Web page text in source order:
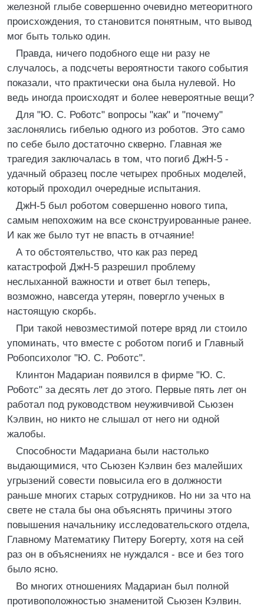
железной глыбе совершенно очевидно метеоритного
происхождения, то становится понятным, что вывод
мог быть только один.
Правда, ничего подобного еще ни разу не
случалось, а подсчеты вероятности такого события
показали, что практически она была нулевой. Но
ведь иногда происходят и более невероятные вещи?
Для "Ю. С. Ро6отс" вопросы "как" и "почему"
заслонялись гибелью одного из роботов. Это само
по себе было достаточно скверно. Главная же
трагедия заключалась в том, что погиб ДжН-5 -
удачный образец после четырех пробных моделей,
который проходил очередные испытания.
ДжН-5 был роботом совершенно нового типа,
самым непохожим на все сконструированные ранее.
И как же было тут не впасть в отчаяние!
А то обстоятельство, что как раз перед
катастрофой ДжН-5 разрешил проблему
неслыханной важности и ответ был теперь,
возможно, навсегда утерян, повергло ученых в
настоящую скорбь.
При такой невозместимой потере вряд ли стоило
упоминать, что вместе с роботом погиб и Главный
Робопсихолог "Ю. С. Роботс".
Клинтон Мадариан появился в фирме "Ю. С.
Ро6отс" за десять лет до этого. Первые пять лет он
работал под руководством неуживчивой Сьюзен
Кэлвин, но никто не слышал от него ни одной
жалобы.
Способности Мадариана были настолько
выдающимися, что Сьюзен Кэлвин без малейших
угрызений совести повысила его в должности
раньше многих старых сотрудников. Но ни за что на
свете не стала бы она объяснять причины этого
повышения начальнику исследовательского отдела,
Главному Математику Питеру Богерту, хотя на сей
раз он в объяснениях не нуждался - все и без того
было ясно.
Во многих отношениях Мадариан был полной
противоположностью знаменитой Сьюзен Кэлвин.